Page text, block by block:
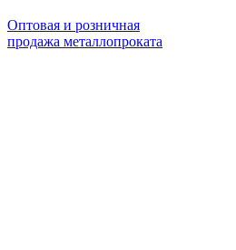
Оптовая и розничная
продажа металлопроката